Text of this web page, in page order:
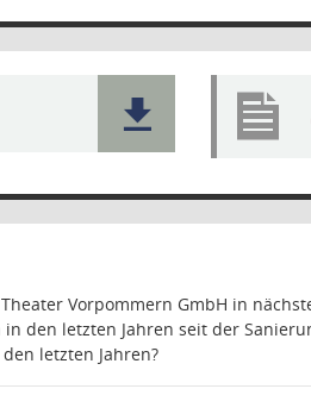
Vorpommern GmbH in
den letzten Jahren seit der
letzten Jahren?